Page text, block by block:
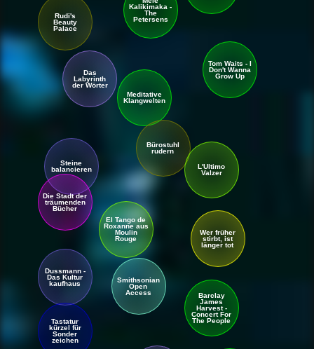
Rudi's
Beauty
Palace
Kalikimaka -
The
Petersens
Das
Labyrinth
der Wörter
Meditative
Klangwelten
Tom Waits - I
Don't Wanna
Grow Up
Steine
balancieren
Bürostuhl
rudern
L'Ultimo
Valzer
Die Stadt der
träumenden
Bücher
El Tango de
Roxanne aus
Moulin
Rouge
Wer früher
stirbt, ist
länger tot
Dussmann -
Das Kultur
kaufhaus
Smithsonian
Open
Access
Barclay
James
Harvest -
Concert For
The People
Tastatur
kürzel für
Sonder
zeichen